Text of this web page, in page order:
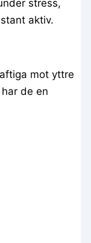
stress,
aktiv.
mot yttre
de en